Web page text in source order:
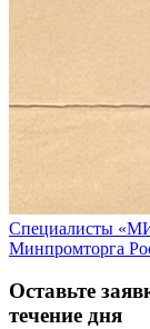
Специалисты
Минпромторга
Оставьте
течение дня